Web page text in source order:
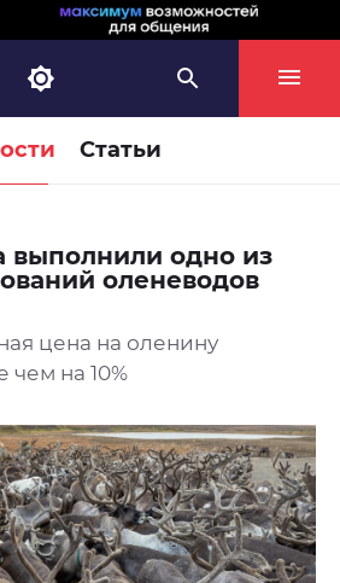
Статьи
выполнили одно из
оленеводов
цена на оленину
чем на 10%